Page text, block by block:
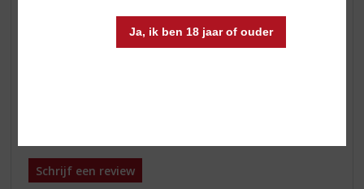
Ja, ik ben 18 jaar of ouder
lange afdronk
Zeevruchten, vis, salades
Reviews
Schrijf een review